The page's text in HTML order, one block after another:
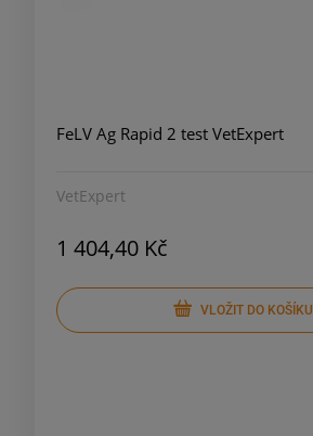
FeLV Ag Rapid 2 test VetExpert
VetExpert
1 404,40 Kč
VLOŽIT DO KOŠÍKU